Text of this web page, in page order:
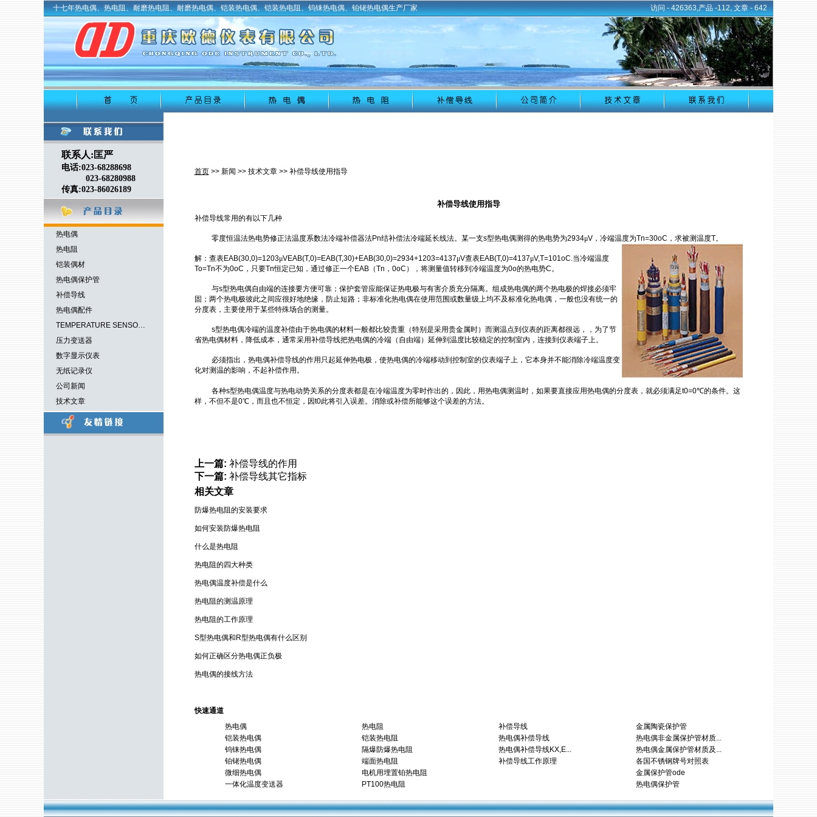
十七年热电偶、热电阻、耐磨热电阻、耐磨热电偶、铠装热电偶、铠装热电阻、钨铼热电偶、铂铑热电偶生产厂家 访问 -426363,产品 -112, 文章 - 642
联系人:匡严
电话:023-68288698
023-68280988
传真:023-86026189
热电偶
热电阻
铠装偶材
热电偶保护管
补偿导线
热电偶配件
TEMPERATURE SENSORS
压力变送器
数字显示仪表
无纸记录仪
公司新闻
技术文章
首页>> 新闻 >> 技术文章>> 补偿导线使用指导
补偿导线使用指导
补偿导线常用的有以下几种
零度恒温法热电势修正法温度系数法冷端补偿器法Pn结补偿法冷端延长线法。某一支s型热电偶测得的热电势为2934μV，冷端温度为Tn=30oC ，求被测温度T。
解：查表EAB(30,0)=1203μVEAB(T,0)=EAB(T,30)+EAB(30,0)=2934+1203=4137μV查表EAB(T,0)=4137μV,T=101oC.当冷端温度
To=Tn不为0oC ，只要Tn恒定已知，通过修正一个EAB（Tn ， 0oC ），将测量值转移到冷端温度为0o的热电势C。
与s型热电偶自由端的连接要方便可靠；保护套管应能保证热电极与有害介质充分隔离。组成热电偶的两个热电极的焊接必须牢
固；两个热电极彼此之间应很好地绝缘，防止短路；非标准化热电偶在使用范围或数量级上均不及标准化热电偶，一般也没有统一的
分度表，主要使用于某些特殊场合的测量。
s型热电偶冷端的温度补偿由于热电偶的材料一般都比较贵重（特别是采用贵金属时）而测温点到仪表的距离都很远，，为了节
省热电偶材料，降低成本，通常采用补偿导线把热电偶的冷端（自由端）延伸到温度比较稳定的控制室内，连接到仪表端子上。
必须指出， 热电偶补偿导线的作用只起延伸热电极，使热电偶的冷端移动到控制室的仪表端子上，它本身并不能消除冷端温度变
化对测温的影响，不起补偿作用。
各种s型热电偶温度与热电动势关系的分度表都是在冷端温度为零时作出的，因此，用热电偶测温时，如果要直接应用热电偶的分度表，就必须满足t0=0℃的条件。这
样，不但不是0℃，而且也不恒定，因t0此将引入误差。消除或补偿所能够这个误差的方法。
上一篇: 补偿导线的作用
下一篇: 补偿导线其它指标
相关文章
防爆热电阻的安装要求
如何安装防爆热电阻
什么是热电阻
热电阻的四大种类
热电偶温度补偿是什么
热电阻的测温原理
热电阻的工作原理
S型热电偶和R型热电偶有什么区别
如何正确区分热电偶正负极
热电偶的接线方法
快速通道
热电偶
铠装热电偶
钨铼热电偶
铂铑热电偶
微细热电偶
一体化温度变送器
热电阻
铠装热电阻
隔爆防爆热电阻
端面热电阻
电机用埋置铂热电阻
PT100热电阻
补偿导线
热电偶补偿导线
热电偶补偿导线KX,E...
补偿导线工作原理
金属陶瓷保护管
热电偶非金属保护管材质...
热电偶金属保护管材质及...
各国不锈钢牌号对照表
金属保护管ode
热电偶保护管